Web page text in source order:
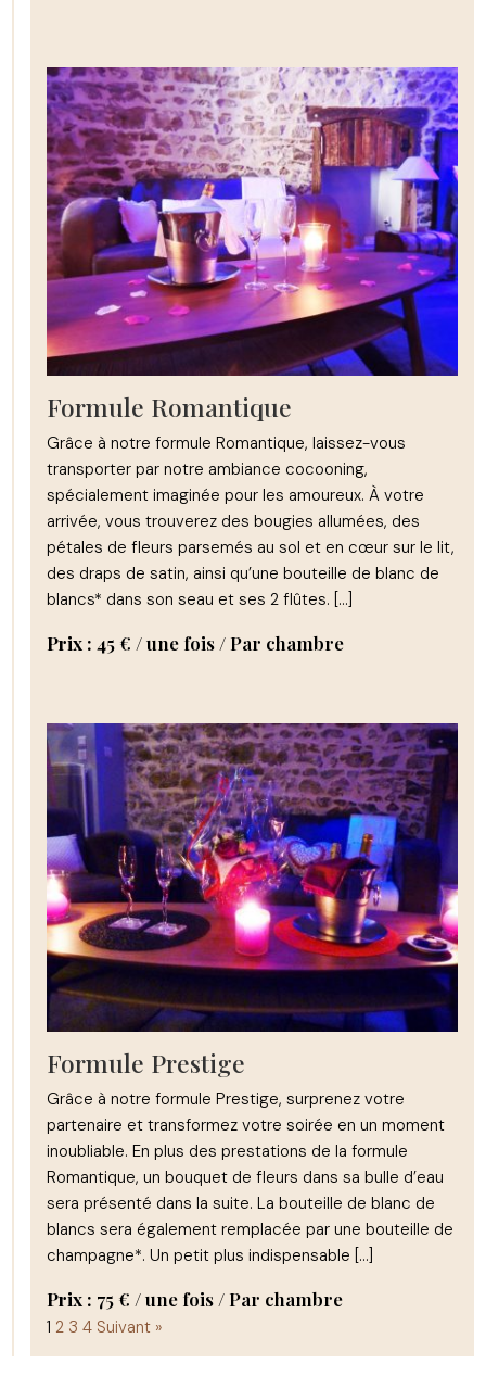
Formule Romantique
Grâce à notre formule Romantique, laissez-vous
transporter par notre ambiance cocooning,
spécialement imaginée pour les amoureux. À votre
arrivée, vous trouverez des bougies allumées, des
pétales de fleurs parsemés au sol et en cœur sur le lit,
des draps de satin, ainsi qu’une bouteille de blanc de
blancs* dans son seau et ses 2 flûtes. […]
Prix : 45 € / une fois / Par chambre
Formule Prestige
Grâce à notre formule Prestige, surprenez votre
partenaire et transformez votre soirée en un moment
inoubliable. En plus des prestations de la formule
Romantique, un bouquet de fleurs dans sa bulle d’eau
sera présenté dans la suite. La bouteille de blanc de
blancs sera également remplacée par une bouteille de
champagne*. Un petit plus indispensable […]
Prix : 75 € / une fois / Par chambre
Mise
en
1 2 3 4 Suivant »